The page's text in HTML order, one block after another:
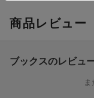
え満点のアレンジで
曲「ルパン三世のテ
ーヌ」、「エレクト
ックのJ.S.バッハ「
「A列車で行こう」、
ら弾きたい、聴かせ
商品レビュー
ブックスのレビュ